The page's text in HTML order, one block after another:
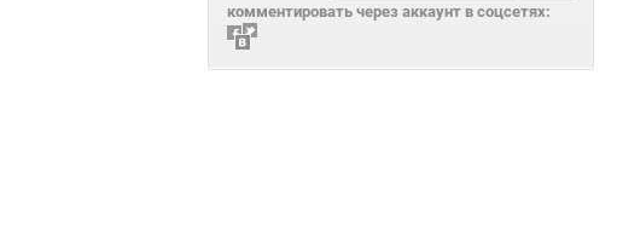
комментировать через аккаунт в соцсетях: